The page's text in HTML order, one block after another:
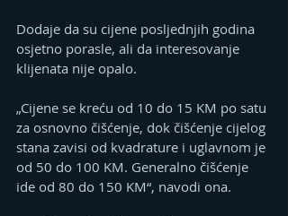
Dodaje da su cijene posljednjih godina
osjetno porasle, ali da interesovanje
klijenata nije opalo.
„Cijene se kreću od 10 do 15 KM po satu
za osnovno čišćenje, dok čišćenje cijelog
stana zavisi od kvadrature i uglavnom je
od 50 do 100 KM. Generalno čišćenje
ide od 80 do 150 KM“, navodi ona.